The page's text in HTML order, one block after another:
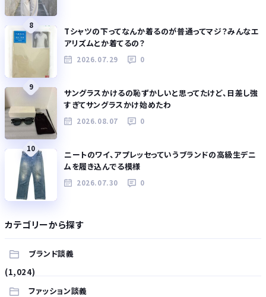
8
Tシャツの下ってなんか着るのが普通ってマジ？みんなエ
アリズムとか着てるの？
2026.07.29 0
9
サングラスかけるの恥ずかしいと思ってたけど、日差し強
すぎてサングラスかけ始めたわ
2026.08.07 0
10
ニートのワイ、アプレッセっていうブランドの高級生デニ
ムを履き込んでる模様
2026.07.30 0
カテゴリーから探す
ブランド談義
(1,024)
ファッション談義